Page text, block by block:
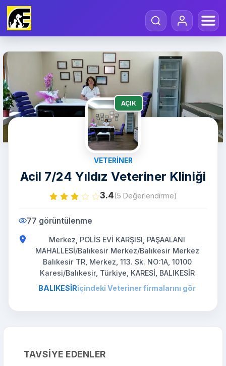
AÇIK
VETERINER
Acil 7/24 Yıldız Veteriner Kliniği
3.4(5 Değerlendirme)
77 görüntülenme
Merkez, POLİS EVİ KARŞISI, PAŞAALANI
MAHALLESİ/Balıkesir Merkez/Balıkesir Merkez
Balıkesir TR, Merkez, 113. Sk. NO:1A, 10100
Karesi/Balıkesir, Türkiye, KARESİ, BALIKESİR
BALIKESİRiçindeki Veteriner firmalarını gör
TAVSIYE EDENLER